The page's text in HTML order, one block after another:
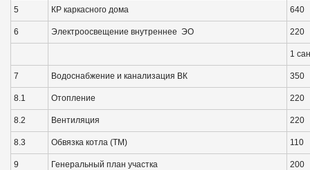
5 КР каркасного дома 640
6 Электроосвещение внутреннее ЭО 220
1
7 Водоснабжение и канализация ВК 350
8.1 Отопление 220
8.2 Вентиляция 220
8.3 Обвязка котла (ТМ) 110
9 Генеральный план участка 200